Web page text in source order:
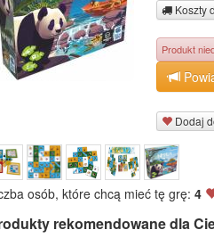
Koszty
Produkt
Dodaj
osób, które chcą mieć tę grę: 4
rekomendowane dla